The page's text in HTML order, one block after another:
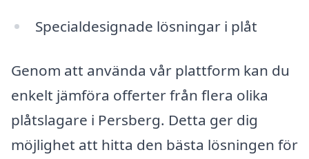
Specialdesignade lösningar i plåt
Genom att använda vår plattform kan du
enkelt jämföra offerter från flera olika
plåtslagare i Persberg. Detta ger dig
möjlighet att hitta den bästa lösningen för